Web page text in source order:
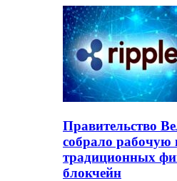
Правительство
собрало рабочую
традиционных
блокчейн